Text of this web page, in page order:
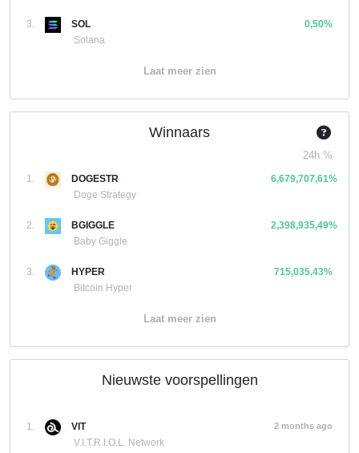
3.
SOL
Solana
0,50%
Laat meer zien
Winnaars
24h %
1.
DOGESTR
Doge Strategy
6,679,707,61%
2.
BGIGGLE
Baby Giggle
2,398,935,49%
3.
HYPER
Bitcoin Hyper
715,035,43%
Laat meer zien
Nieuwste voorspellingen
1.
VIT
V.I.T.R.I.O.L. Network
2 months ago